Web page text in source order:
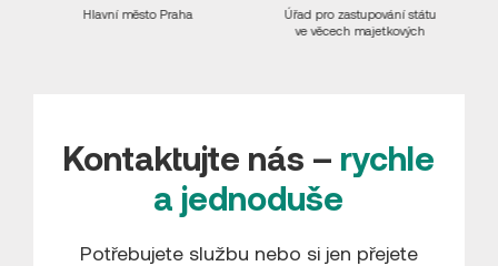
Úřad pro zastupování státu
Obec Svémyslice
Kontaktujte nás – rychle
a jednoduše
Potřebujete službu nebo si jen přejete